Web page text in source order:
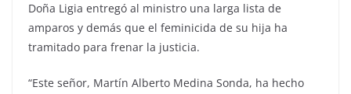
Doña Ligia entregó al ministro una larga lista de
amparos y demás que el feminicida de su hija ha
tramitado para frenar la justicia.
“Este señor, Martín Alberto Medina Sonda, ha hecho